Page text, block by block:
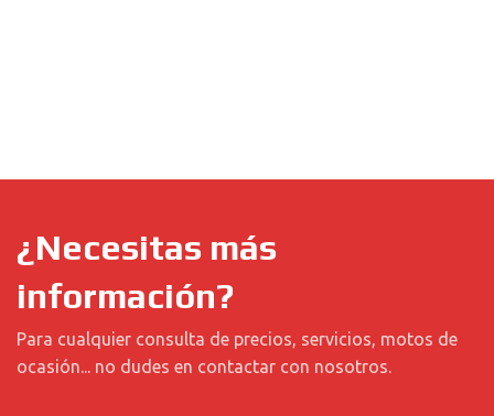
¿Necesitas más
información?
Para cualquier consulta de precios, servicios, motos de
ocasión... no dudes en contactar con nosotros.